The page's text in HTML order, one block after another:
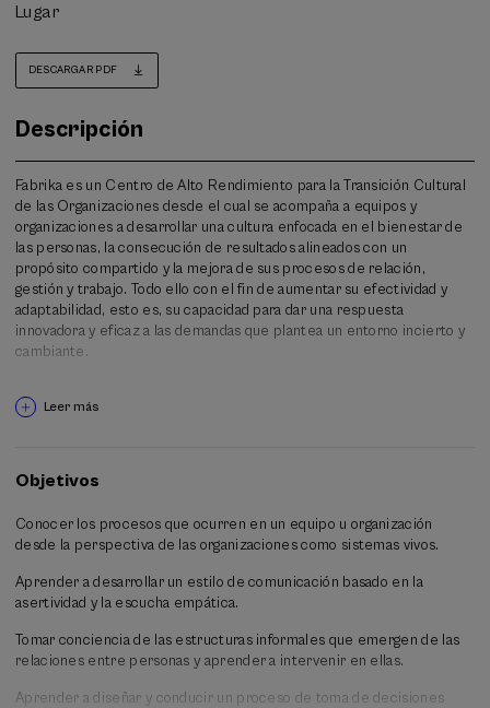
Lugar
DESCARGAR PDF
Descripción
Fabrika es un Centro de Alto Rendimiento para la Transición Cultural
de las Organizaciones desde el cual se acompaña a equipos y
organizaciones a desarrollar una cultura enfocada en el bienestar de
las personas, la consecución de resultados alineados con un
propósito compartido y la mejora de sus procesos de relación,
gestión y trabajo. Todo ello con el fin de aumentar su efectividad y
adaptabilidad, esto es, su capacidad para dar una respuesta
innovadora y eficaz a las demandas que plantea un entorno incierto y
cambiante.
efectividad de cualquier organización. Su principal función es crear y
conversaciones difíciles desde el respeto o explorar aspectos
nuevos sin temor al fracaso.
Este estilo de liderazgo facilita que las personas arriesguen más, sean
más creativas y colaboren para buscar soluciones integradoras e
capacidad de responder a entornos cambiantes. Además, favorece el
desarrollo personal desde el ejemplo, la inspiración y el
crítico apreciativo.
En este Curso de Verano se van a conocer algunas de las habilidades
principales de este estilo de liderazgo facilitador transformador,
Leer más
Objetivos
Conocer los procesos que ocurren en un equipo u organización
desde la perspectiva de las organizaciones como sistemas vivos.
Aprender a desarrollar un estilo de comunicación basado en la
asertividad y la escucha empática.
Tomar conciencia de las estructuras informales que emergen de las
relaciones entre personas y aprender a intervenir en ellas.
Aprender a diseñar y conducir un proceso de toma de decisiones